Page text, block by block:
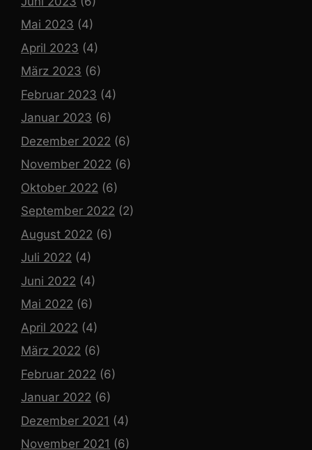
Mai 2023 (4)
April 2023 (4)
März 2023 (6)
Februar 2023 (4)
Januar 2023 (6)
Dezember 2022 (6)
November 2022 (6)
Oktober 2022 (6)
September 2022 (2)
August 2022 (6)
Juli 2022 (4)
Juni 2022 (4)
Mai 2022 (6)
April 2022 (4)
März 2022 (6)
Februar 2022 (6)
Januar 2022 (6)
Dezember 2021 (4)
November 2021 (6)